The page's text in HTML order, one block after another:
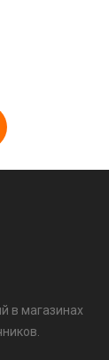
в магазинах